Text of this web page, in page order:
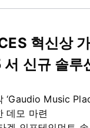
혁신상
신규 솔루
‘Gaudio Music
데모 마련